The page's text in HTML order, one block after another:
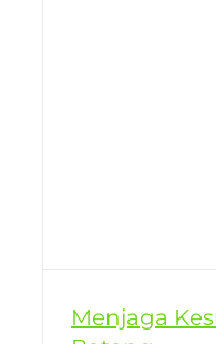
Menjaga